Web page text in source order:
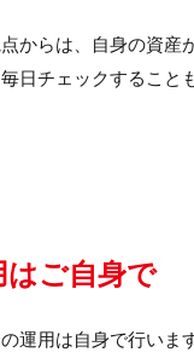
からは、自身の資産
日チェックすること
ご自身で
運用は自身で行いま